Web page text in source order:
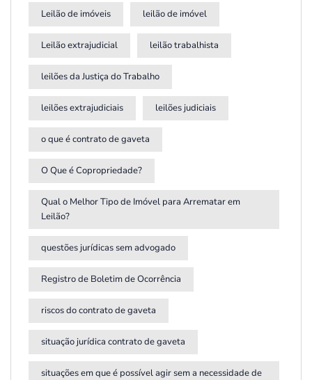
Leilão de imóveis leilão de imóvel
Leilão extrajudicial leilão trabalhista
leilões da Justiça do Trabalho
leilões extrajudiciais leilões judiciais
o que é contrato de gaveta
O Que é Copropriedade?
Qual o Melhor Tipo de Imóvel para Arrematar em
Leilão?
questões jurídicas sem advogado
Registro de Boletim de Ocorrência
riscos do contrato de gaveta
situação jurídica contrato de gaveta
situações em que é possível agir sem a necessidade de